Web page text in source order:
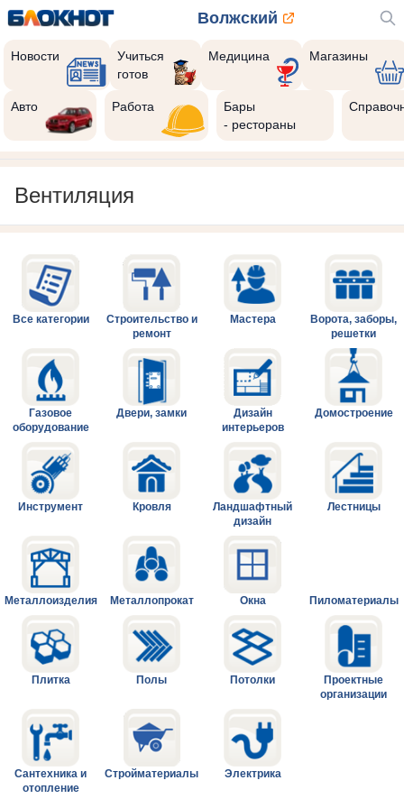
Волжский
Новости
Учиться
готов
Медицина Магазины
Авто Работа
Бары
- рестораны
Вентиляция
Все категории
Строительство и
ремонт
Мастера
Ворота, заборы,
решетки
Газовое
оборудование
Двери, замки
Дизайн
интерьеров
Домостроение
Инструмент Кровля
Ландшафтный
дизайн
Лестницы
Металлоизделия Металлопрокат Окна Пиломатериалы
Плитка Полы Потолки
Проектные
организации
Сантехника и
отопление
Стройматериалы Электрика